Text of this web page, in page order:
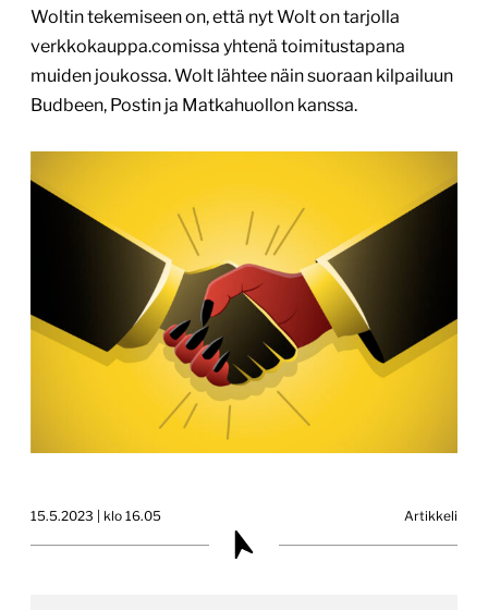
Woltin tekemiseen on, että nyt Wolt on tarjolla
verkkokauppa.comissa yhtenä toimitustapana
muiden joukossa. Wolt lähtee näin suoraan kilpailuun
Budbeen, Postin ja Matkahuollon kanssa.
15.5.2023 | klo 16.05 Artikkeli